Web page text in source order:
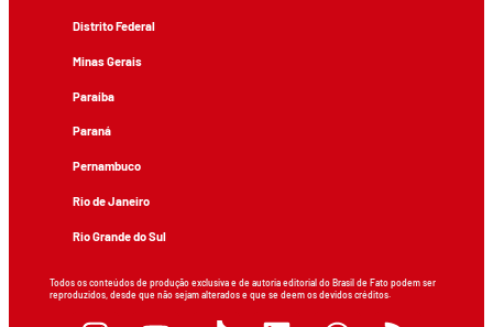
Distrito Federal
Minas Gerais
Paraíba
Paraná
Pernambuco
Rio de Janeiro
Rio Grande do Sul
Todos os conteúdos de produção exclusiva e de autoria editorial do Brasil de Fato podem ser
reproduzidos, desde que não sejam alterados e que se deem os devidos créditos.